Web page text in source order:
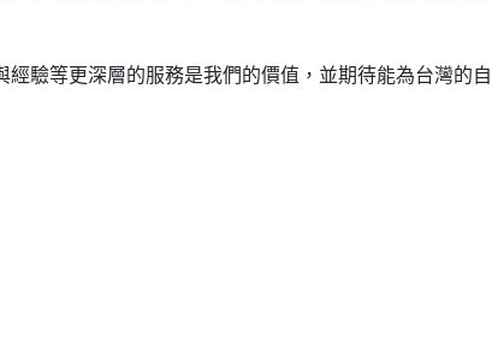
驗等更深層的服務是我們的價值，並期待能為台灣的